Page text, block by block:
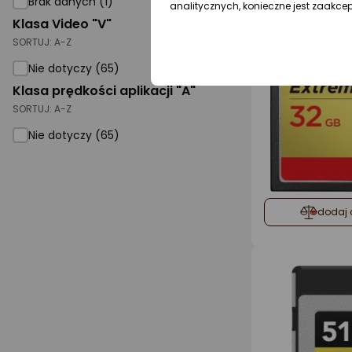
Klasa Video "V"
SORTUJ: A-Z
Nie dotyczy (65)
Klasa prędkości aplikacji "A"
SORTUJ: A-Z
Nie dotyczy (65)
dodaj
analitycznych, konieczne jest